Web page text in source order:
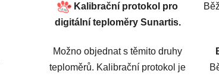
Kalibrační protokol pro
digitální teploměry Sunartis.
Možno objednat s těmito druhy
teploměrů. Kalibrační protokol je